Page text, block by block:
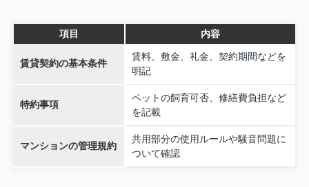
項目 内容
賃貸契約の基本条件
賃料、敷金、礼金、契約期間などを
明記
特約事項
ペットの飼育可否、修繕費負担など
を記載
マンションの管理規約
共用部分の使用ルールや騒音問題に
ついて確認